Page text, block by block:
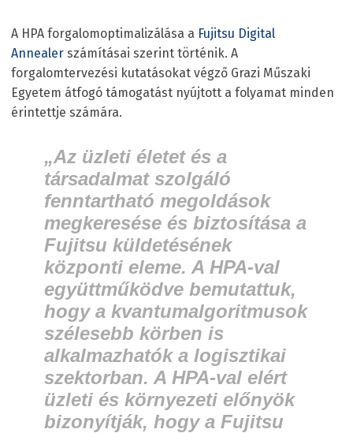
A HPA forgalomoptimalizálása a Fujitsu Digital
Annealer számításai szerint történik. A
forgalomtervezési kutatásokat végző Grazi Műszaki
Egyetem átfogó támogatást nyújtott a folyamat minden
érintettje számára.
„Az üzleti életet és a
társadalmat szolgáló
fenntartható megoldások
megkeresése és biztosítása a
Fujitsu küldetésének
központi eleme. A HPA-val
együttműködve bemutattuk,
hogy a kvantumalgoritmusok
szélesebb körben is
alkalmazhatók a logisztikai
szektorban. A HPA-val elért
üzleti és környezeti előnyök
bizonyítják, hogy a Fujitsu